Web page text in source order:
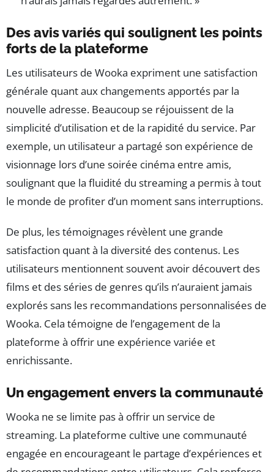
Des avis variés qui soulignent les points
forts de la plateforme
Les utilisateurs de Wooka expriment une satisfaction
générale quant aux changements apportés par la
nouvelle adresse. Beaucoup se réjouissent de la
simplicité d’utilisation et de la rapidité du service. Par
exemple, un utilisateur a partagé son expérience de
visionnage lors d’une soirée cinéma entre amis,
soulignant que la fluidité du streaming a permis à tout
le monde de profiter d’un moment sans interruptions.
De plus, les témoignages révèlent une grande
satisfaction quant à la diversité des contenus. Les
utilisateurs mentionnent souvent avoir découvert des
films et des séries de genres qu’ils n’auraient jamais
explorés sans les recommandations personnalisées de
Wooka. Cela témoigne de l’engagement de la
plateforme à offrir une expérience variée et
enrichissante.
Un engagement envers la communauté
Wooka ne se limite pas à offrir un service de
streaming. La plateforme cultive une communauté
engagée en encourageant le partage d’expériences et